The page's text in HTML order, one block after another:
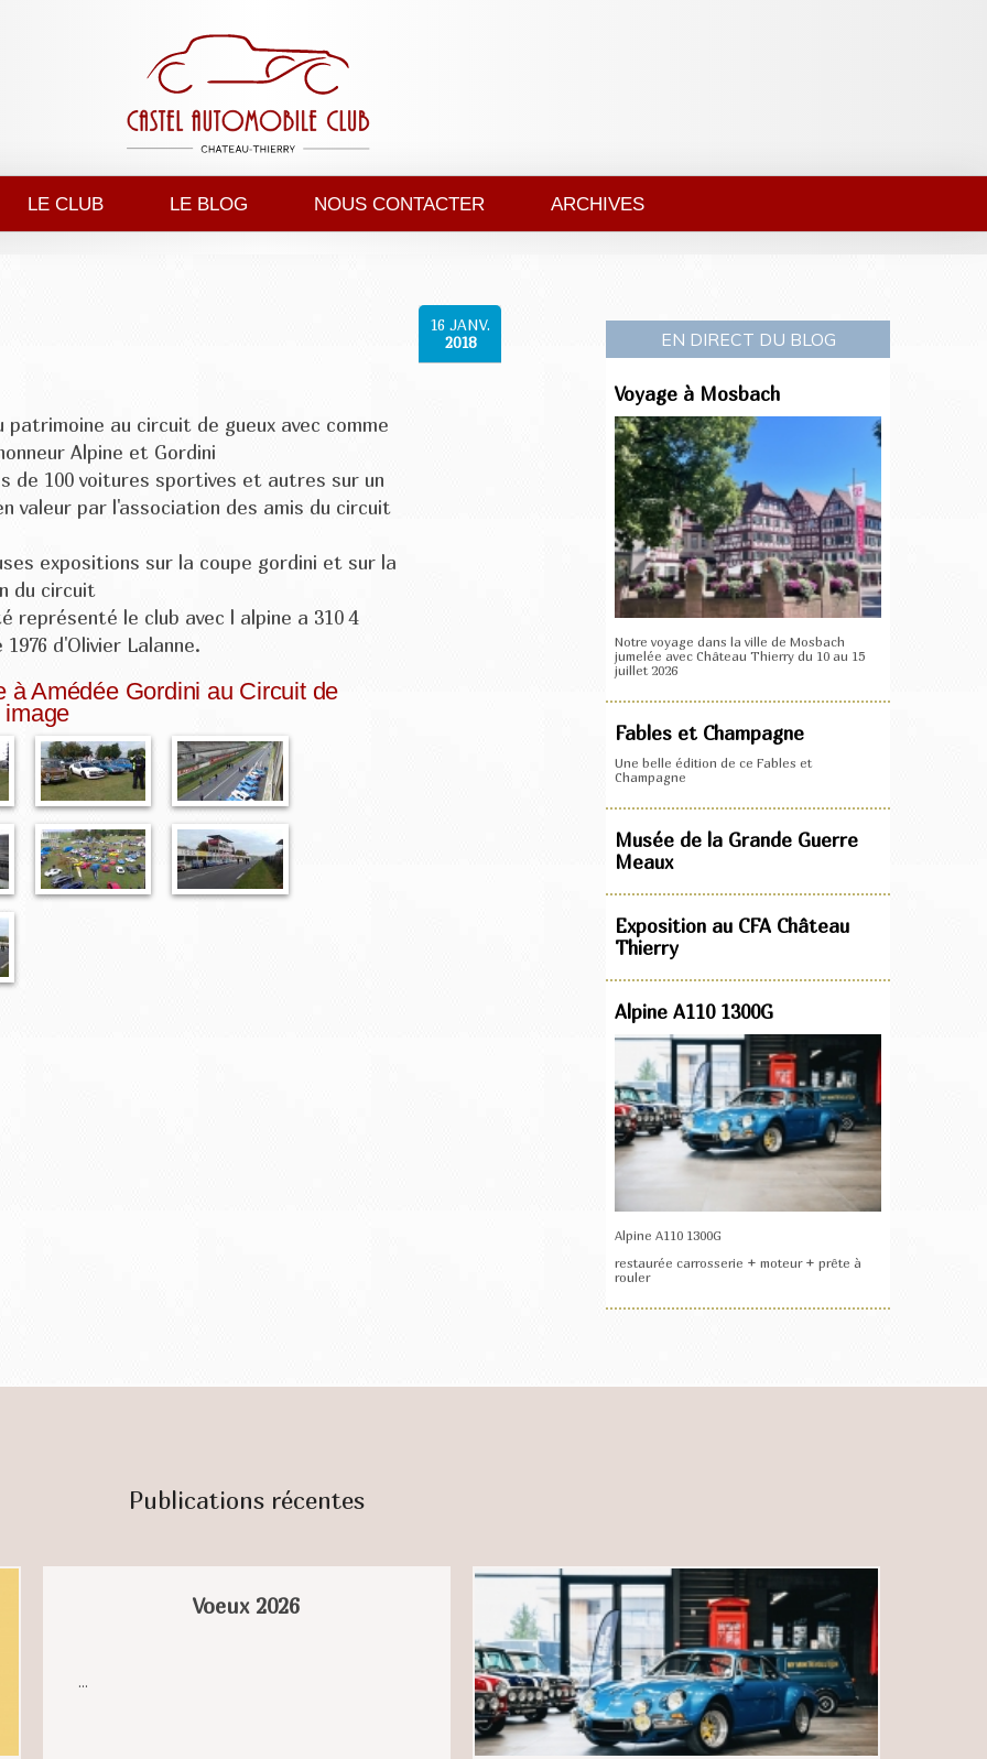
LE CLUB LE BLOG NOUS CONTACTER ARCHIVES
16 JANV.
2018
patrimoine au circuit de gueux avec comme
Alpine et Gordini
de 100 voitures sportives et autres sur un
valeur par l'association des amis du circuit
expositions sur la coupe gordini et sur la
du circuit
représenté le club avec l alpine a 310 4
d'Olivier Lalanne.
à Amédée Gordini au Circuit de
EN DIRECT DU BLOG
Voyage à Mosbach
Notre voyage dans la ville de Mosbach
jumelée avec Château Thierry du 10 au 15
juillet 2026
Fables et Champagne
Une belle édition de ce Fables et
Champagne
Musée de la Grande Guerre
Meaux
Exposition au CFA Château
Thierry
Alpine A110 1300G
Alpine A110 1300G
restaurée carrosserie + moteur + prête à
rouler
Publications récentes
Voeux 2026
...